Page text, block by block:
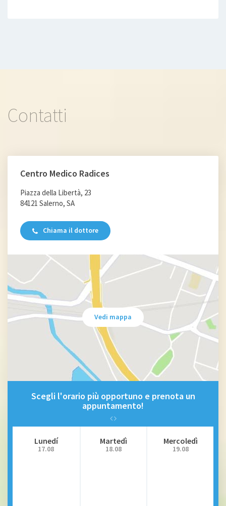
Contatti
Centro Medico Radices
Piazza della Libertà, 23
84121 Salerno, SA
Chiama il dottore
Vedi mappa
Scegli l'orario più opportuno e prenota un
appuntamento!
Lunedí
17.08
Martedì
18.08
Mercoledì
19.08